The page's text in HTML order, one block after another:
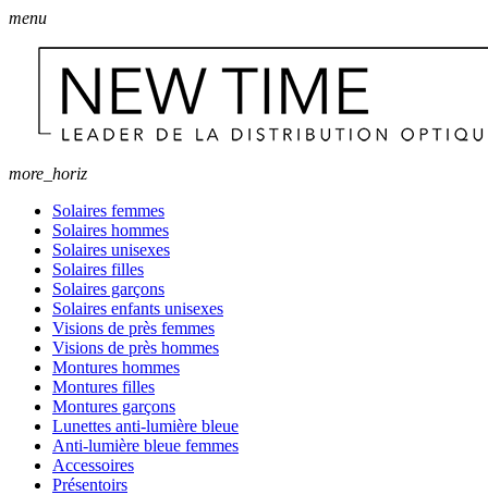
menu
more_horiz
Solaires femmes
Solaires hommes
Solaires unisexes
Solaires filles
Solaires garçons
Solaires enfants unisexes
Visions de près femmes
Visions de près hommes
Montures hommes
Montures filles
Montures garçons
Lunettes anti-lumière bleue
Anti-lumière bleue femmes
Accessoires
Présentoirs